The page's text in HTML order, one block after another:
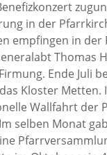
in der
empfingen in der
Thomas
Ende Juli
Kloster Metten.
Wallfahrt der
selben Monat